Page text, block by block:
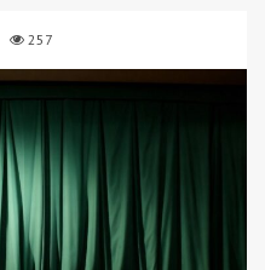
257